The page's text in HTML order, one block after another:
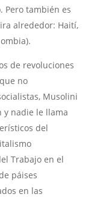
Pero también es
alrededor: Haití,
de revoluciones
no
Musolini
y nadie le llama
del
Trabajo en el
páises
en las